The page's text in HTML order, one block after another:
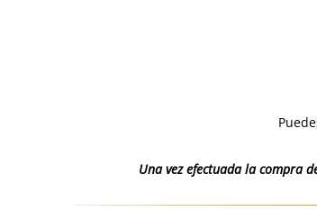
Una vez efectuada la compra